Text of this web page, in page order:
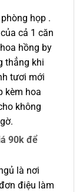
họp .
cả 1 căn
hồng by
thẳng khi
tươi mới
kèm hoa
không
90k để
là nơi
điệu làm